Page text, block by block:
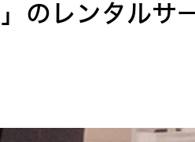
のレンタルサ